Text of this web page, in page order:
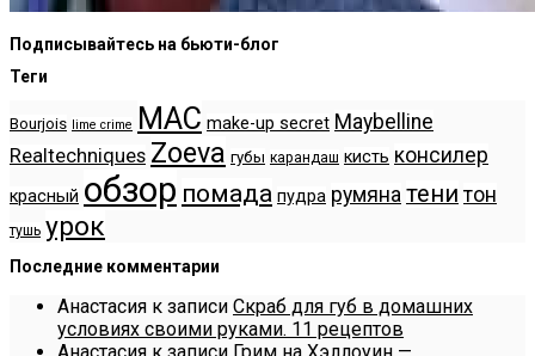
Подписывайтесь на бьюти-блог
Теги
Bourjois lime crime MAC make-up secret Maybelline
Realtechniques Zoeva губы карандаш кисть консилер
красный обзор помада пудра румяна тени тон
тушь урок
Последние комментарии
Анастасия к записи Скраб для губ в домашних
условиях своими руками. 11 рецептов
Анастасия к записи Грим на Хэллоуин —